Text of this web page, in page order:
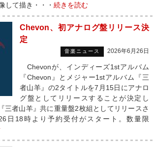
して描き・・・ 続きを読む
Chevon、初アナログ盤リリース決
定
音楽ニュース 2026年6月26日
Chevonが、インディーズ1stアルバム
『Chevon』とメジャー1stアルバム『三
者山羊』の2タイトルを7月15日にアナロ
グ盤としてリリースすることが決定し
者山羊』共に重量盤2枚組としてリリースさ
日18時より予約受付がスタート。数量限